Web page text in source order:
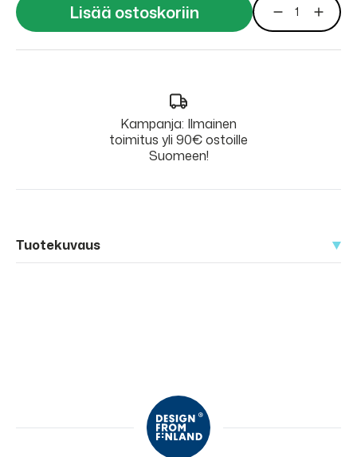
Lisää ostoskoriin
Kampanja: Ilmainen
toimitus yli 90€ ostoille
Suomeen!
Tuotekuvaus